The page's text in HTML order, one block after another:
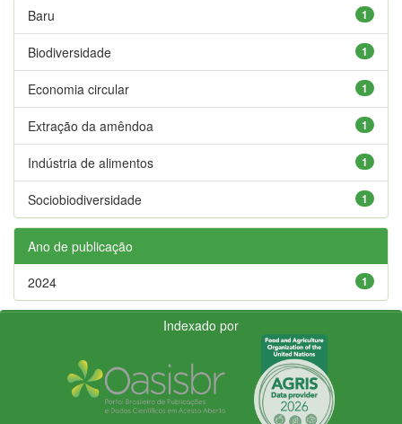
1
Baru
1
Biodiversidade
1
Economia circular
1
Extração da amêndoa
1
Indústria de alimentos
1
Sociobiodiversidade
Ano de publicação
1
2024
Indexado por